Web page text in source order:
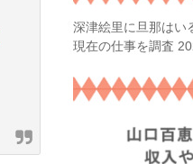
深津絵里に旦那はい
現在の仕事を調査